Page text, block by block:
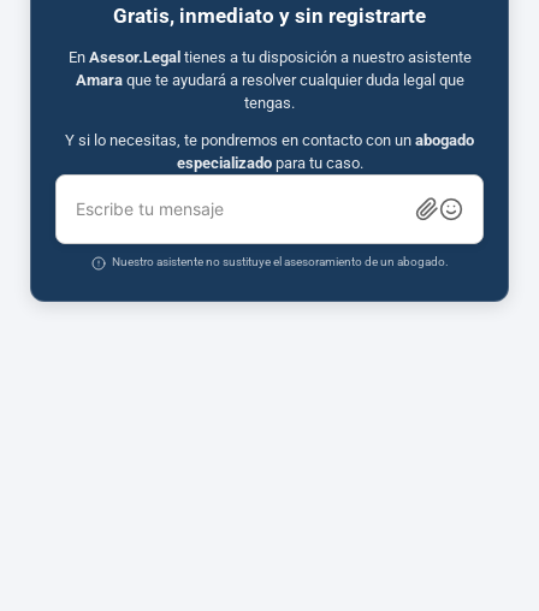
Gratis, inmediato y sin registrarte
En Asesor.Legal tienes a tu disposición a nuestro asistente
Amaraque te ayudará a resolver cualquier duda legal que
tengas.
Y si lo necesitas, te pondremos en contacto con un abogado
especializadopara tu caso.
Escribe tu mensaje
Nuestro asistente no sustituye el asesoramiento de un abogado.